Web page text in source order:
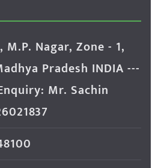
M.P. Nagar, Zone - 1,
Pradesh INDIA ---
Mr. Sachin